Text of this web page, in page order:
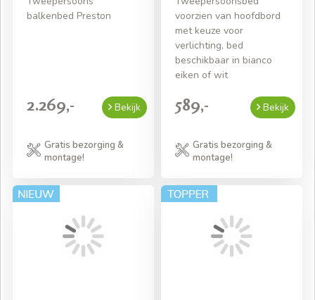
balkenbed Preston
2.269,- Bekijk
Gratis bezorging &
montage!
voorzien van hoofdbord
met keuze voor
verlichting, bed
beschikbaar in bianco
eiken of wit
589,- Bekijk
Gratis bezorging &
montage!